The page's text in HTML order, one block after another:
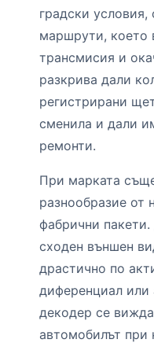
градски условия,
маршрути, което
трансмисия и
разкрива дали
регистрирани
сменила и дали
ремонти.
При марката
разнообразие от
фабрични
сходен външен
драстично по
диференциал или
декодер се
автомобилът при